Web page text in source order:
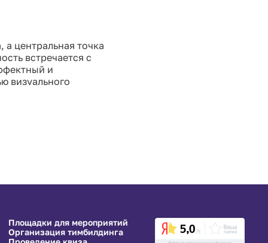
центральная точка
встречается с
и
визуального
— это шедевр в
Площадки для мероприятий
Организация тимбилдинга